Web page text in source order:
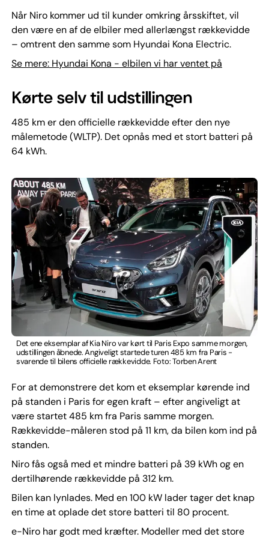
Når Niro kommer ud til kunder omkring årsskiftet, vil
den være en af de elbiler med allerlængst rækkevidde
– omtrent den samme som Hyundai Kona Electric.
Se mere: Hyundai Kona - elbilen vi har ventet på
Kørte selv til udstillingen
485 km er den officielle rækkevidde efter den nye
målemetode (WLTP). Det opnås med et stort batteri på
64 kWh.
Det ene eksemplar af Kia Niro var kørt til Paris Expo samme morgen,
udstillingen åbnede. Angiveligt startede turen 485 km fra Paris -
svarende til bilens officielle rækkevidde. Foto: Torben Arent
For at demonstrere det kom et eksemplar kørende ind
på standen i Paris for egen kraft – efter angiveligt at
være startet 485 km fra Paris samme morgen.
Rækkevidde-måleren stod på 11 km, da bilen kom ind på
standen.
Niro fås også med et mindre batteri på 39 kWh og en
dertilhørende rækkevidde på 312 km.
Bilen kan lynlades. Med en 100 kW lader tager det knap
en time at oplade det store batteri til 80 procent.
e-Niro har godt med kræfter. Modeller med det store